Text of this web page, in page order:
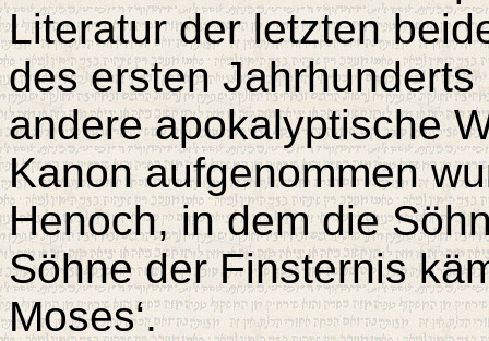
Literatur der letzten
des ersten
andere apokalyptische
Kanon aufgenommen
Henoch, in dem die
Söhne der Finsternis
Moses‘.